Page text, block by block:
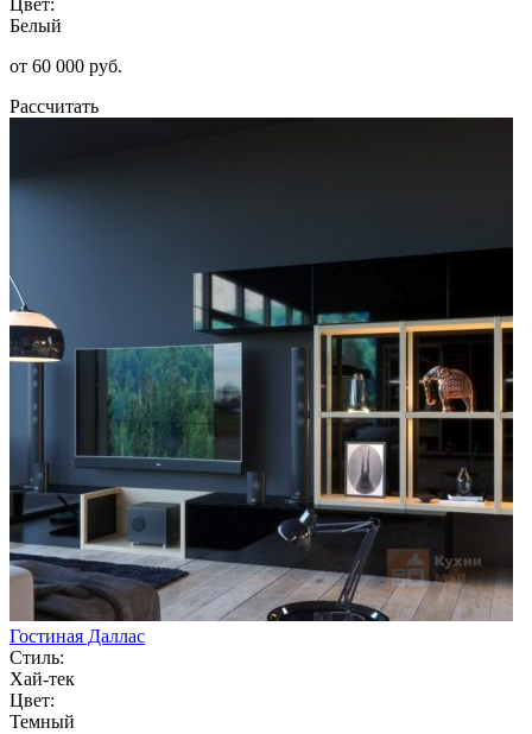
Белый
от 60 000 руб.
Рассчитать
Гостиная Даллас
Стиль:
Хай-тек
Цвет:
Темный